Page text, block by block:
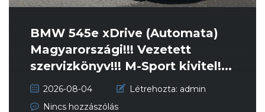
BMW 545e xDrive (Automata)
Magyarországi!!! Vezetett
szervizkönyv!!! M-Sport kivitel!...
2026-08-04 Létrehozta: admin
Nincs hozzászólás